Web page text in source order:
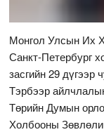
Монгол Улсын Их
Санкт-Петербург
засгийн 29 дүгээр
Тэрбээр
Төрийн Думын
Холбооны